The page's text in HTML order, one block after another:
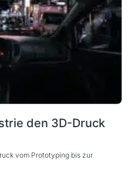
den 3D-Druck
vom Prototyping bis zur